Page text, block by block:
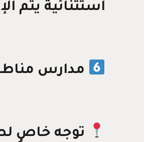
استثنائية يتم
مدارس
توجه خاص